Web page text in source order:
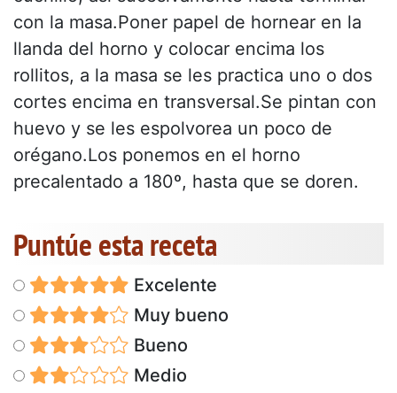
con la masa.Poner papel de hornear en la
llanda del horno y colocar encima los
rollitos, a la masa se les practica uno o dos
cortes encima en transversal.Se pintan con
huevo y se les espolvorea un poco de
orégano.Los ponemos en el horno
precalentado a 180º, hasta que se doren.
Puntúe esta receta
Excelente
Muy bueno
Bueno
Medio